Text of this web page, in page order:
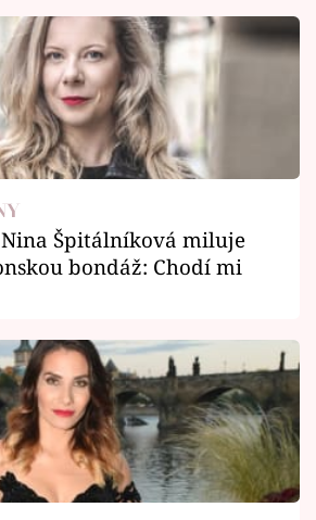
Špitálníková miluje
bondáž: Chodí mi